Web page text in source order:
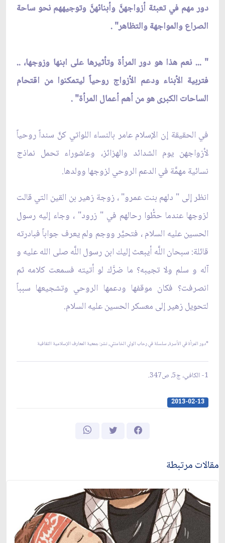
دور مهم في تعبئة أزواجهنّ‏َ وأبنائهنّ‏َ وتوجيههم نحو ساحة
الصراع والمواجهة والتظاهر" .
" ... نعم هذا هو دور المرأة وتأثيرها على ابنها وزوجها، ..
فتربية الأبناء ودعم الأزواج روحياً ليتمكنوا من اقتحام
الساحات الكبرى هو من أهم أعمال المرأة" .
في الحقيقة إن الإسلام عامر بالنساء اللواتي كنّ‏َ سنداً روحياً
لأزواجهن يوم الشدائد والهزائز، وعاشوراء تحمل نماذج
نسائية مهمَّة في الدعم الروحي لزوجها وولدها.
انظر إلى " دلهم بنت عمرو" ، زوجة زهير بن القين التي قالت
لزوجها عندما حطُّوا رحالهم في " زرود" ، وجاء إليه رسول
الحسين عليه السلام ، فتحيَّر ووجم ولم يعرف جواباً فبادرته
قائلة: سبحان اللَّه أيبعث إليك ابن رسول اللَّه صلى الله عليه و
آله و سلم ولا تجيبه؟ ما ضرَّك لو أتيته فسمعت كلامه ثم
انصرفت؟ فكان موقفها ودعمها الروحي وتشجيعها سبباً
لتحويل زهير إلى معسكر الحسين عليه السلام.
*دور المرأة في الأسرة, سلسلة في رحاب الولي الخامنئي, نشر: جمعية المعارف الإسلامية الثقافية
1- الكافي، ج‏5، ص‏347.
2013-02-13
مقالات مرتبطة